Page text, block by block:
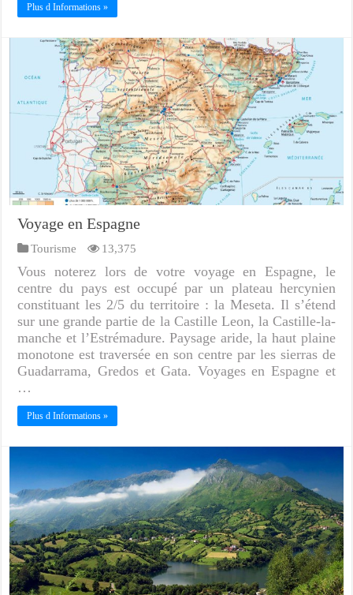
Plus d Informations »
Voyage en Espagne
Tourisme 13,375
Vous noterez lors de votre voyage en Espagne, le
centre du pays est occupé par un plateau hercynien
constituant les 2/5 du territoire : la Meseta. Il s’étend
sur une grande partie de la Castille Leon, la Castille-la-
manche et l’Estrémadure. Paysage aride, la haut plaine
monotone est traversée en son centre par les sierras de
Guadarrama, Gredos et Gata. Voyages en Espagne et
…
Plus d Informations »